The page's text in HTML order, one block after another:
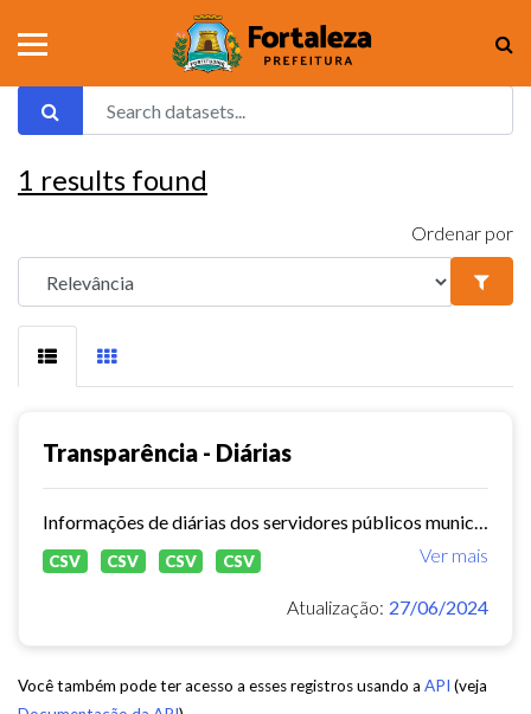
1 results found
Ordenar por
Transparência - Diárias
Ver mais
CSV CSV CSV CSV
Atualização: 27/06/2024
Você também pode ter acesso a esses registros usando a API (veja